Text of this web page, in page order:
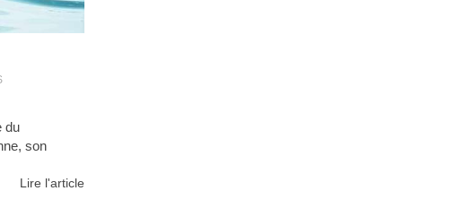
du
son
Lire l'article